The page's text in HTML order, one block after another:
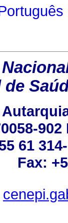
61
Fax: